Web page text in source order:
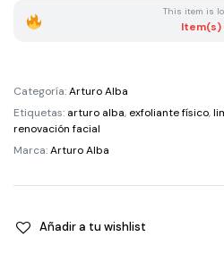
50
g
quantity
This item is
Item(s)
Categoría:Arturo Alba
Etiquetas: arturo alba, exfoliante físico,
renovación facial
Marca:Arturo Alba
Añadir a tu wishlist